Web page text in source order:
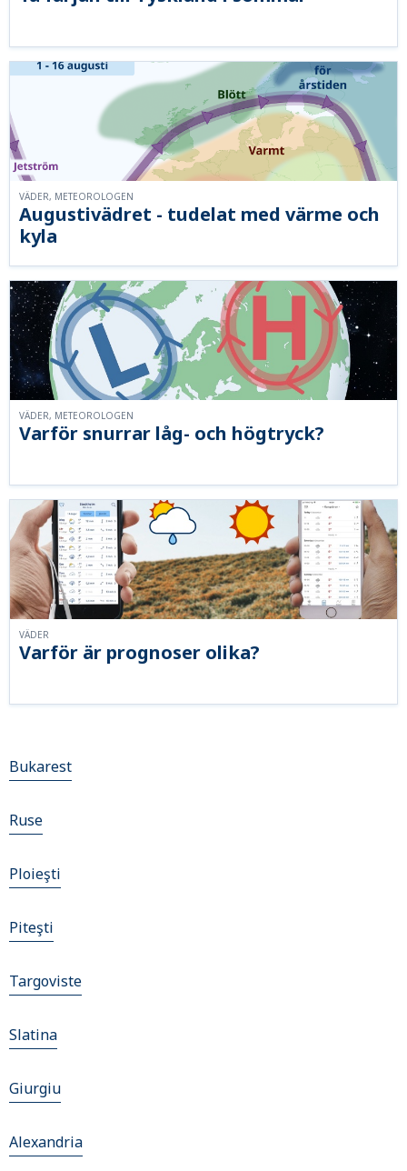
Augustivädret - tudelat med värme och
kyla
VÄDER, METEOROLOGEN
Varför snurrar låg- och högtryck?
VÄDER, METEOROLOGEN
Varför är prognoser olika?
VÄDER
Bukarest
Ruse
Ploieşti
Piteşti
Targoviste
Slatina
Giurgiu
Alexandria